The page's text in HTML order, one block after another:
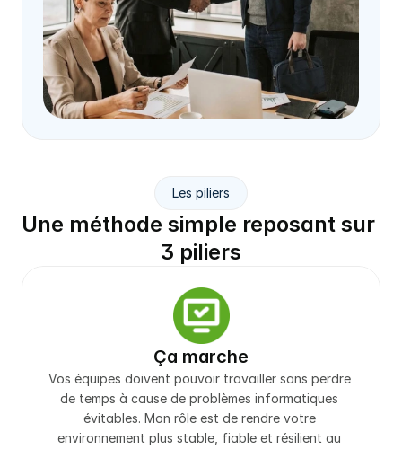
Les piliers
Une méthode simple reposant sur
3 piliers
Ça marche
Vos équipes doivent pouvoir travailler sans perdre
de temps à cause de problèmes informatiques
évitables. Mon rôle est de rendre votre
environnement plus stable, fiable et résilient au